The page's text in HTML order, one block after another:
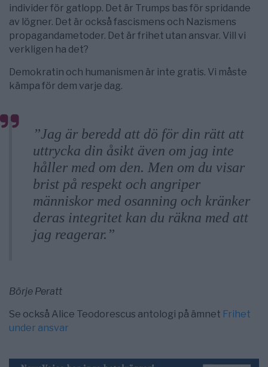
individer för gatlopp. Det är Trumps bas för spridande
av lögner. Det är också fascismens och Nazismens
propagandametoder. Det är frihet utan ansvar. Vill vi
verkligen ha det?
Demokratin och humanismen är inte gratis. Vi måste
kämpa för dem varje dag.
”Jag är beredd att dö för din rätt att
uttrycka din åsikt även om jag inte
håller med om den. Men om du visar
brist på respekt och angriper
människor med osanning och kränker
deras integritet kan du räkna med att
jag reagerar.”
Börje Peratt
Se också Alice Teodorescus antologi på ämnet Frihet
under ansvar